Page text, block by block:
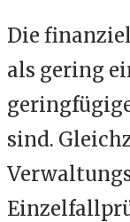
Die
als gering
sind.